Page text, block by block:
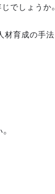
でしょうか。
材育成の手法